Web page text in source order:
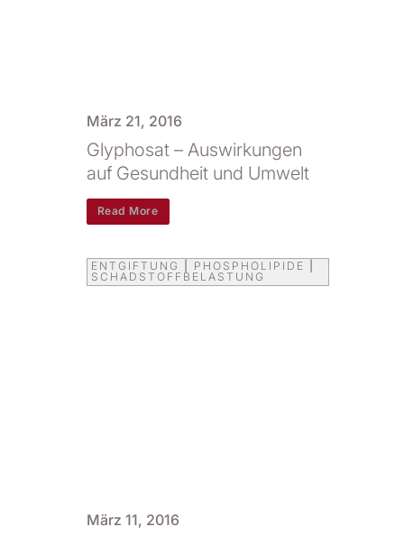
März 21, 2016
Glyphosat – Auswirkungen
auf Gesundheit und Umwelt
Read More
März 11, 2016
ENTGIFTUNG PHOSPHOLIPIDE
SCHADSTOFFBELASTUNG